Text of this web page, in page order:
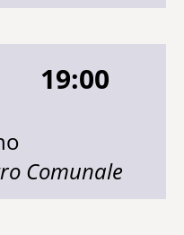
19:00
Comunale